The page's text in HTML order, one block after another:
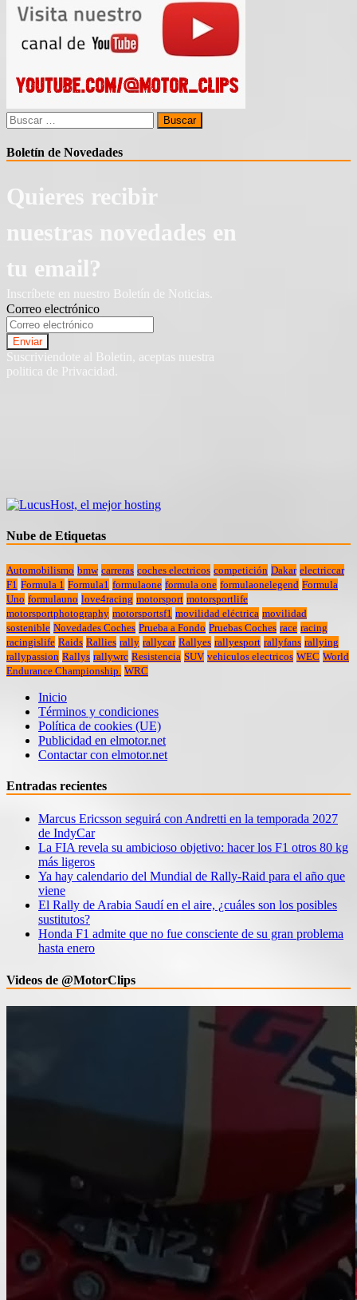
entradas
Buscar:
Boletín de Novedades
Quieres recibir
nuestras novedades en
tu email?
Inscríbete en nuestro Boletín de Noticias.
Correo electrónico
Suscriviendote al Boletin, aceptas nuestra
politica de Privacidad.
Nube de Etiquetas
Automobilismo bmw carreras coches electricos competición Dakar electriccar
F1 Formula 1 Formula1 formulaone formula one formulaonelegend Formula
Uno formulauno love4racing motorsport motorsportlife
motorsportphotography motorsportsf1 movilidad eléctrica movilidad
sostenible Novedades Coches Prueba a Fondo Pruebas Coches race racing
racingislife Raids Rallies rally rallycar Rallyes rallyesport rallyfans rallying
rallypassion Rallys rallywrc Resistencia SUV vehiculos electricos WEC World
Endurance Championship. WRC
Inicio
Términos y condiciones
Política de cookies (UE)
Publicidad en elmotor.net
Contactar con elmotor.net
Entradas recientes
Marcus Ericsson seguirá con Andretti en la temporada 2027
de IndyCar
La FIA revela su ambicioso objetivo: hacer los F1 otros 80 kg
más ligeros
Ya hay calendario del Mundial de Rally-Raid para el año que
viene
El Rally de Arabia Saudí en el aire, ¿cuáles son los posibles
sustitutos?
Honda F1 admite que no fue consciente de su gran problema
hasta enero
Videos de @MotorClips